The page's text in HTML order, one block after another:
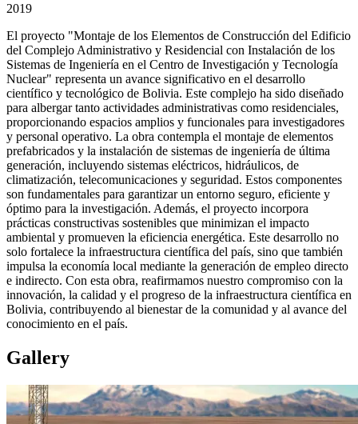
2019
El proyecto "Montaje de los Elementos de Construcción del Edificio
del Complejo Administrativo y Residencial con Instalación de los
Sistemas de Ingeniería en el Centro de Investigación y Tecnología
Nuclear" representa un avance significativo en el desarrollo
científico y tecnológico de Bolivia. Este complejo ha sido diseñado
para albergar tanto actividades administrativas como residenciales,
proporcionando espacios amplios y funcionales para investigadores
y personal operativo. La obra contempla el montaje de elementos
prefabricados y la instalación de sistemas de ingeniería de última
generación, incluyendo sistemas eléctricos, hidráulicos, de
climatización, telecomunicaciones y seguridad. Estos componentes
son fundamentales para garantizar un entorno seguro, eficiente y
óptimo para la investigación. Además, el proyecto incorpora
prácticas constructivas sostenibles que minimizan el impacto
ambiental y promueven la eficiencia energética. Este desarrollo no
solo fortalece la infraestructura científica del país, sino que también
impulsa la economía local mediante la generación de empleo directo
e indirecto. Con esta obra, reafirmamos nuestro compromiso con la
innovación, la calidad y el progreso de la infraestructura científica en
Bolivia, contribuyendo al bienestar de la comunidad y al avance del
conocimiento en el país.
Gallery